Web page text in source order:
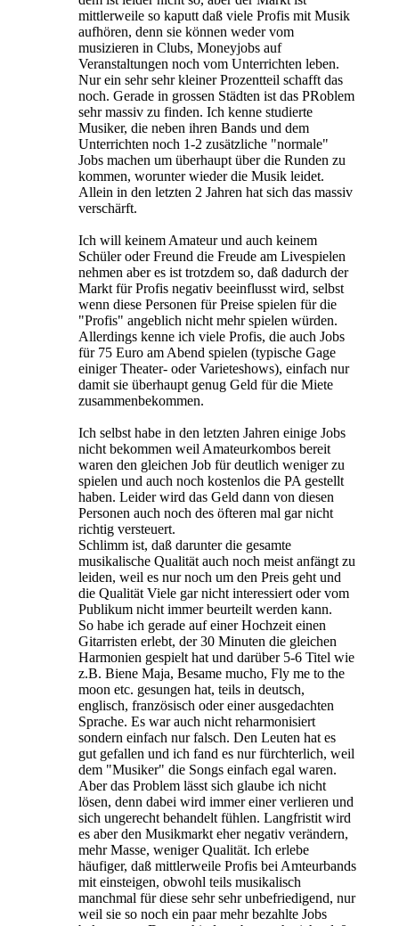
mittlerweile so kaputt daß viele Profis mit Musik
aufhören, denn sie können weder vom
musizieren in Clubs, Moneyjobs auf
Veranstaltungen noch vom Unterrichten leben.
Nur ein sehr sehr kleiner Prozentteil schafft das
noch. Gerade in grossen Städten ist das PRoblem
sehr massiv zu finden. Ich kenne studierte
Musiker, die neben ihren Bands und dem
Unterrichten noch 1-2 zusätzliche "normale"
Jobs machen um überhaupt über die Runden zu
kommen, worunter wieder die Musik leidet.
Allein in den letzten 2 Jahren hat sich das massiv
verschärft.
Ich will keinem Amateur und auch keinem
Schüler oder Freund die Freude am Livespielen
nehmen aber es ist trotzdem so, daß dadurch der
Markt für Profis negativ beeinflusst wird, selbst
wenn diese Personen für Preise spielen für die
"Profis" angeblich nicht mehr spielen würden.
Allerdings kenne ich viele Profis, die auch Jobs
für 75 Euro am Abend spielen (typische Gage
einiger Theater- oder Varieteshows), einfach nur
damit sie überhaupt genug Geld für die Miete
zusammenbekommen.
Ich selbst habe in den letzten Jahren einige Jobs
nicht bekommen weil Amateurkombos bereit
waren den gleichen Job für deutlich weniger zu
spielen und auch noch kostenlos die PA gestellt
haben. Leider wird das Geld dann von diesen
Personen auch noch des öfteren mal gar nicht
richtig versteuert.
Schlimm ist, daß darunter die gesamte
musikalische Qualität auch noch meist anfängt zu
leiden, weil es nur noch um den Preis geht und
die Qualität Viele gar nicht interessiert oder vom
Publikum nicht immer beurteilt werden kann.
So habe ich gerade auf einer Hochzeit einen
Gitarristen erlebt, der 30 Minuten die gleichen
Harmonien gespielt hat und darüber 5-6 Titel wie
z.B. Biene Maja, Besame mucho, Fly me to the
moon etc. gesungen hat, teils in deutsch,
englisch, französisch oder einer ausgedachten
Sprache. Es war auch nicht reharmonisiert
sondern einfach nur falsch. Den Leuten hat es
gut gefallen und ich fand es nur fürchterlich, weil
dem "Musiker" die Songs einfach egal waren.
Aber das Problem lässt sich glaube ich nicht
lösen, denn dabei wird immer einer verlieren und
sich ungerecht behandelt fühlen. Langfristit wird
es aber den Musikmarkt eher negativ verändern,
mehr Masse, weniger Qualität. Ich erlebe
häufiger, daß mittlerweile Profis bei Amteurbands
mit einsteigen, obwohl teils musikalisch
manchmal für diese sehr sehr unbefriedigend, nur
weil sie so noch ein paar mehr bezahlte Jobs